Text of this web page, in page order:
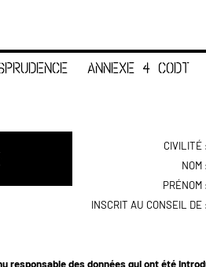
ANNEXE 4 CODT
CIVILITÉ :
NOM :
PRÉNOM :
INSCRIT AU CONSEIL DE :
responsable des données qui ont été